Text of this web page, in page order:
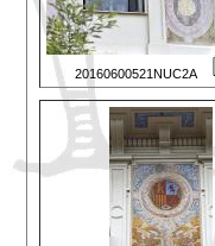
20160600521NUC2A